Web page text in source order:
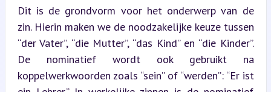
Dit is de grondvorm voor het onderwerp van de
zin. Hierin maken we de noodzakelijke keuze tussen
“der Vater”, “die Mutter”, “das Kind” en “die Kinder”.
De nominatief wordt ook gebruikt na
koppelwerkwoorden zoals “sein” of “werden”: “Er ist